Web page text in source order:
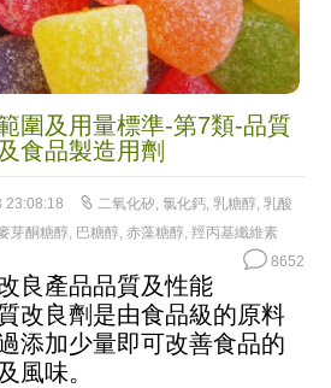
圍及用量標準-第7類-品質
食品製造用劑
23:08:18 二氧化矽, 氯化鈣, 乳糖醇, 乳酸
芽酮糖醇, 巴糖醇, 赤藻糖醇, 羥丙基纖維素
8652
良產品品質及性能
改良劑是由食品級的原料
添加少量即可改善食品的
風味。